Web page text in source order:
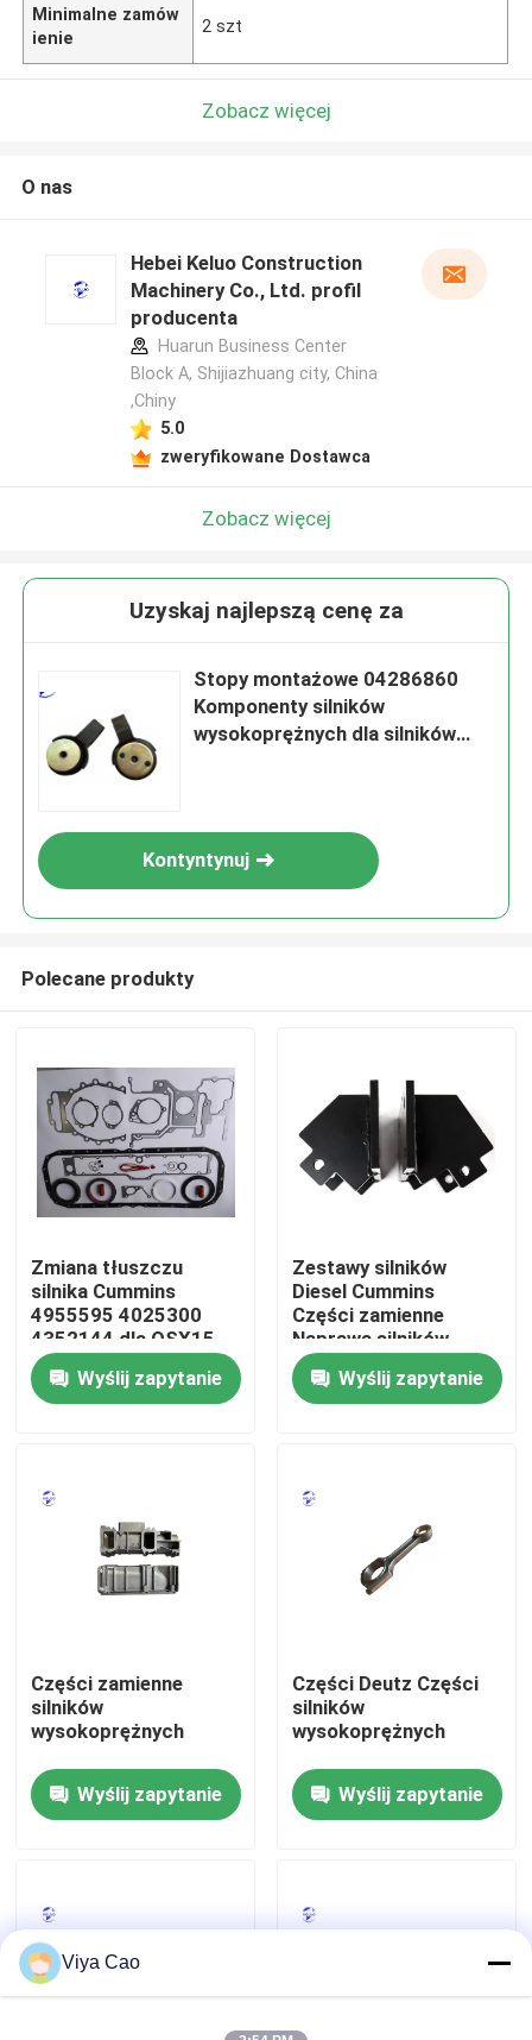
Dom
O nas
Wycieczka po fabryce
Skontaktuj się z nami
Poprosić o wycenę
Silnik
Minimalne zamów
ienie
2 szt
Zobacz więcej
O nas
Hebei Keluo Construction
Machinery Co., Ltd. profil
producenta
Huarun Business Center
Block A, Shijiazhuang city, China
,Chiny
5.0
zweryfikowane Dostawca
Zobacz więcej
Uzyskaj najlepszą cenę za
Stopy montażowe 04286860
Komponenty silników
wysokoprężnych dla silników
Kontyntynuj
Polecane produkty
Zmiana tłuszczu
silnika Cummins
4955595 4025300
4352144 dla QSX15
ISX15
Wyślij zapytanie
Zestawy silników
Diesel Cummins
Części zamienne
Naprawa silników
Wyślij zapytanie
Części zamienne
silników
wysokoprężnych
Wyślij zapytanie
Części Deutz Części
silników
wysokoprężnych
Wyślij zapytanie
Viya Cao